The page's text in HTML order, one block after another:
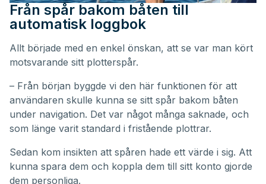
Från spår bakom båten till
automatisk loggbok
Allt började med en enkel önskan, att se var man kört
motsvarande sitt plotterspår.
– Från början byggde vi den här funktionen för att
användaren skulle kunna se sitt spår bakom båten
under navigation. Det var något många saknade, och
som länge varit standard i fristående plottrar.
Sedan kom insikten att spåren hade ett värde i sig. Att
kunna spara dem och koppla dem till sitt konto gjorde
dem personliga.